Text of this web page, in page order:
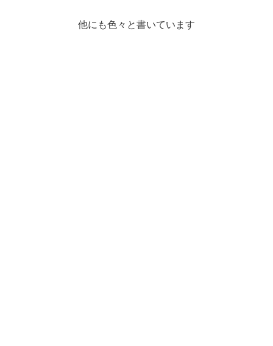
他にも色々と書いています